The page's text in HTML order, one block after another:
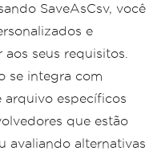
SaveAsCsv, você
e
seus requisitos.
se integra com
arquivo específicos
que estão
avaliando alternativas